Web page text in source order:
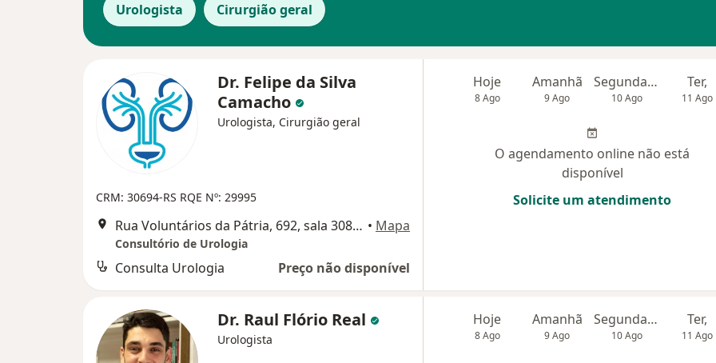
Urologista Cirurgião geral
Dr. Felipe da Silva
Camacho
Urologista, Cirurgião geral
CRM: 30694-RS RQE Nº: 29995
Rua Voluntários da Pátria, 692, sala 308, Pelotas • Mapa
Consultório de Urologia
Consulta Urologia Preço não disponível
Hoje
8 Ago
Amanhã
9 Ago
Segunda-feira
10 Ago
Ter,
11 Ago
O agendamento online não está
disponível
Solicite um atendimento
Dr. Raul Flório Real
Urologista
Hoje
8 Ago
Amanhã
9 Ago
Segunda-feira
10 Ago
Ter,
11 Ago